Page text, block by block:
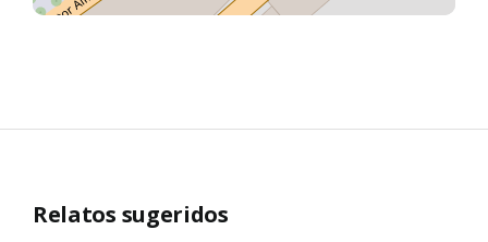
Relatos sugeridos